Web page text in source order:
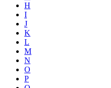
H
I
J
K
L
M
N
O
P